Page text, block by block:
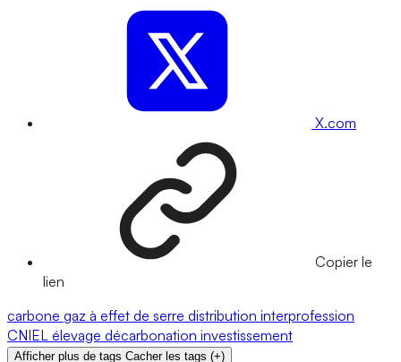
X.com
Copier le
lien
carbone gaz à effet de serre distribution interprofession
CNIEL élevage décarbonation investissement
Afficher plus de tags Cacher les tags (+)